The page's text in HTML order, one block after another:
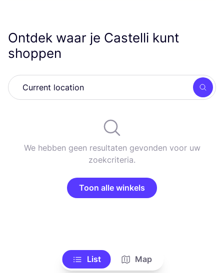
Ontdek waar je Castelli kunt
shoppen
Zoek
We hebben geen resultaten gevonden voor uw
zoekcriteria.
Toon alle winkels
List Map